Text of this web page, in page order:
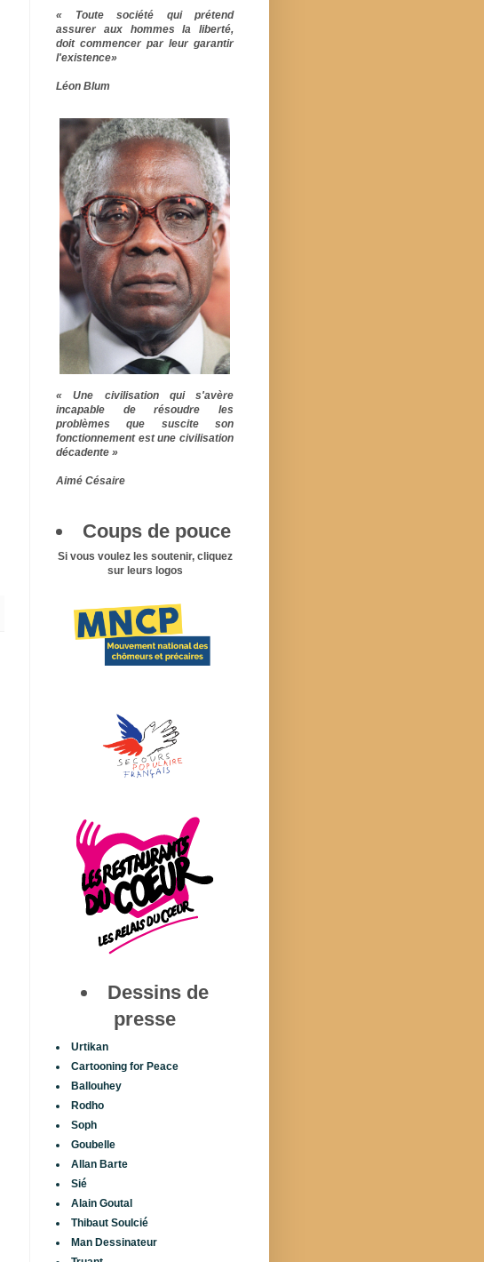
« Toute société qui prétend
assurer aux hommes la liberté,
doit commencer par leur garantir
l'existence»
Léon Blum
« Une civilisation qui s'avère
incapable de résoudre les
problèmes que suscite son
fonctionnement est une civilisation
décadente »
Aimé Césaire
Coups de pouce
Si vous voulez les soutenir, cliquez
sur leurs logos
Dessins de
presse
Urtikan
Cartooning for Peace
Ballouhey
Rodho
Soph
Goubelle
Allan Barte
Sié
Alain Goutal
Thibaut Soulcié
Man Dessinateur